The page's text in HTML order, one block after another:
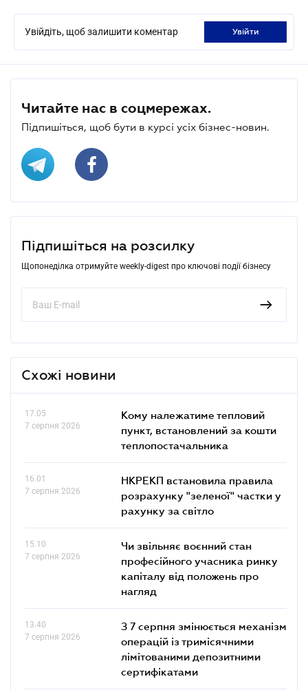
Увійдіть, щоб залишити коментар увійти
Читайте нас в соцмережах.
Підпишіться, щоб бути в курсі усіх бізнес-новин.
Підпишіться на розсилку
Щопонеділка отримуйте weekly-digest про ключові події бізнесу
Схожі новини
17.05
7 серпня 2026
Кому належатиме тепловий
пункт, встановлений за кошти
теплопостачальника
16.01
7 серпня 2026
НКРЕКП встановила правила
розрахунку "зеленої" частки у
рахунку за світло
15.10
7 серпня 2026
Чи звільняє воєнний стан
професійного учасника ринку
капіталу від положень про
нагляд
13.40
7 серпня 2026
З 7 серпня змінюється механізм
операцій із тримісячними
лімітованими депозитними
сертифікатами